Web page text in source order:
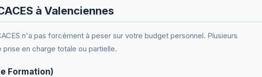
à Valenciennes
n'a pas forcément à peser sur votre budget personnel. Plusieurs
en charge totale ou partielle.
Formation)